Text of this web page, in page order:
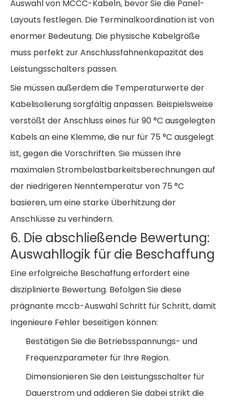
Auswahl von MCCC-Kabeln, bevor Sie die Panel-
Layouts festlegen. Die Terminalkoordination ist von
enormer Bedeutung. Die physische Kabelgröße
muss perfekt zur Anschlussfahnenkapazität des
Leistungsschalters passen.
Sie müssen außerdem die Temperaturwerte der
Kabelisolierung sorgfältig anpassen. Beispielsweise
verstößt der Anschluss eines für 90 °C ausgelegten
Kabels an eine Klemme, die nur für 75 °C ausgelegt
ist, gegen die Vorschriften. Sie müssen Ihre
maximalen Strombelastbarkeitsberechnungen auf
der niedrigeren Nenntemperatur von 75 °C
basieren, um eine starke Überhitzung der
Anschlüsse zu verhindern.
6. Die abschließende Bewertung:
Auswahllogik für die Beschaffung
Eine erfolgreiche Beschaffung erfordert eine
disziplinierte Bewertung. Befolgen Sie diese
prägnante mccb-Auswahl Schritt für Schritt, damit
Ingenieure Fehler beseitigen können:
Bestätigen Sie die Betriebsspannungs- und
Frequenzparameter für Ihre Region.
Dimensionieren Sie den Leistungsschalter für
Dauerstrom und addieren Sie dabei strikt die